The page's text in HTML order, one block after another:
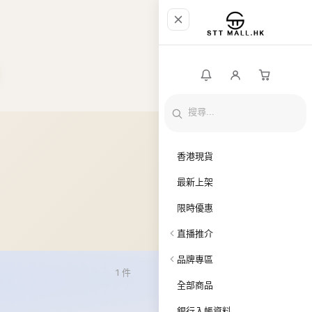
香港現貨
最新上架
限時優惠
直播推介
品牌專區
全部商品
1 件